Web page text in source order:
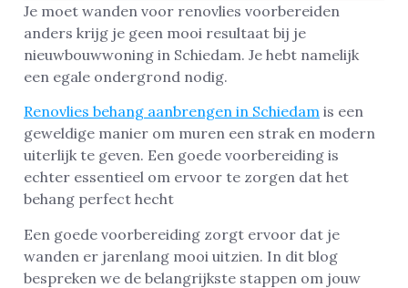
Je moet wanden voor renovlies voorbereiden
anders krijg je geen mooi resultaat bij je
nieuwbouwwoning in Schiedam. Je hebt namelijk
een egale ondergrond nodig.
Renovlies behang aanbrengen in Schiedam is een
geweldige manier om muren een strak en modern
uiterlijk te geven. Een goede voorbereiding is
echter essentieel om ervoor te zorgen dat het
behang perfect hecht
Een goede voorbereiding zorgt ervoor dat je
wanden er jarenlang mooi uitzien. In dit blog
bespreken we de belangrijkste stappen om jouw